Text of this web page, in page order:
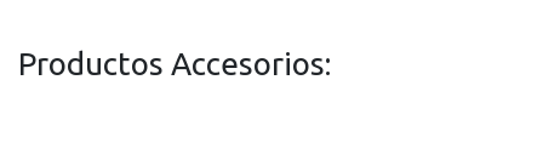
Productos Accesorios: